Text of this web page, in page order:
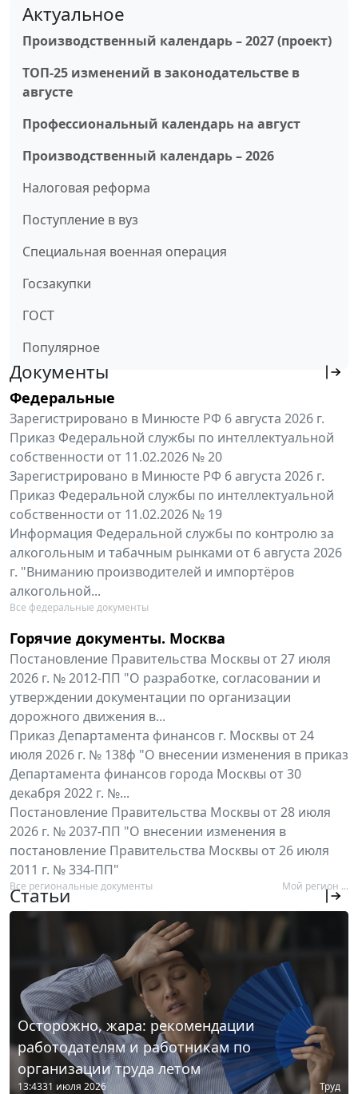
Актуальное
Производственный календарь – 2027 (проект)
ТОП-25 изменений в законодательстве в
августе
Профессиональный календарь на август
Производственный календарь – 2026
Налоговая реформа
Поступление в вуз
Специальная военная операция
Госзакупки
ГОСТ
Популярное
Документы
Федеральные
Зарегистрировано в Минюсте РФ 6 августа 2026 г.
Приказ Федеральной службы по интеллектуальной
собственности от 11.02.2026 № 20
Зарегистрировано в Минюсте РФ 6 августа 2026 г.
Приказ Федеральной службы по интеллектуальной
собственности от 11.02.2026 № 19
Информация Федеральной службы по контролю за
алкогольным и табачным рынками от 6 августа 2026
г. "Вниманию производителей и импортёров
алкогольной...
Все федеральные документы
Горячие документы. Москва
Постановление Правительства Москвы от 27 июля
2026 г. № 2012-ПП "О разработке, согласовании и
утверждении документации по организации
дорожного движения в...
Приказ Департамента финансов г. Москвы от 24
июля 2026 г. № 138ф "О внесении изменения в приказ
Департамента финансов города Москвы от 30
декабря 2022 г. №...
Постановление Правительства Москвы от 28 июля
2026 г. № 2037-ПП "О внесении изменения в
постановление Правительства Москвы от 26 июля
2011 г. № 334-ПП"
Все региональные документы Мой регион ...
Статьи
Осторожно, жара: рекомендации
работодателям и работникам по
организации труда летом
13:4331 июля 2026 Труд